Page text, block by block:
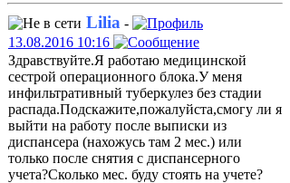
Lilia -
13.08.2016 10:16
Здравствуйте.Я работаю медицинской
сестрой операционного блока.У меня
инфильтративный туберкулез без стадии
распада.Подскажите,пожалуйста,смогу ли я
выйти на работу после выписки из
диспансера (нахожусь там 2 мес.) или
только после снятия с диспансерного
учета?Сколько мес. буду стоять на учете?